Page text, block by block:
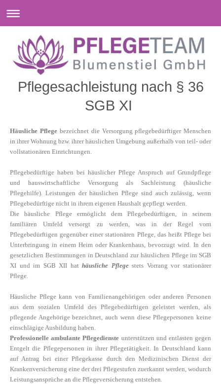
Pflegesachleistung nach § 36
SGB XI
Häusliche Pflege bezeichnet die Versorgung pflegebedürftiger Menschen
in ihrer Wohnung bzw. ihrer häuslichen Umgebung außerhalb von teil- oder
vollstationären Einrichtungen.
Pflegebedürftige haben bei häuslicher Pflege Anspruch auf Grundpflege
und hauswirtschaftliche Versorgung als Sachleistung (häusliche
Pflegehilfe). Leistungen der häuslichen Pflege sind auch zulässig, wenn
Pflegebedürftige nicht in ihrem eigenen Haushalt gepflegt werden.
Die häusliche Pflege ermöglicht dem Pflegebedürftigen, in seinem
familiären Umfeld versorgt zu werden, was in der Regel vom
Pflegebedürftigen gegenüber einer stationären Pflege, das heißt Pflege bei
Unterbringung in einem Heim oder Krankenhaus, bevorzugt wird. In den
gesetzlichen Bestimmungen in Deutschland zur häuslichen Pflege im SGB
XI und im SGB XII hathäusliche Pflegestets Vorrang vor stationärer
Pflege.
Häusliche Pflege kann von Familienangehörigen oder anderen Personen
aus dem sozialen Umfeld des Pflegebedürftigen geleistet werden, als
pflegende Angehörige bezeichnet, auch wenn diese Pflegepersonen keine
einschlägige Ausbildung haben.
Professionelle ambulante Pflegedienste unterstützen und entlasten gegen
Entgelt die Pflegepersonen in ihrer Pflegetätigkeit. In Deutschland kann
auf Antrag bei einer Pflegekasse durch den Medizinischen Dienst der
Krankenversicherung eine der drei Pflegestufen zuerkannt werden, wodurch
Leistungsansprüche an die Pflegeversicherung entstehen.